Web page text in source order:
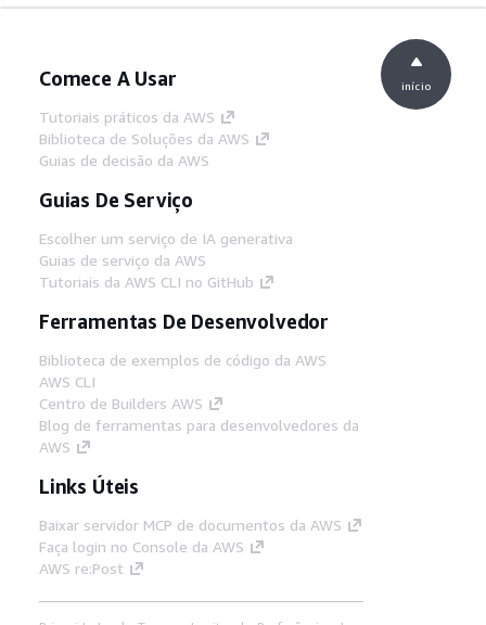
Comece A Usar
Tutoriais práticos da AWS
Biblioteca de Soluções da AWS
Guias de decisão da AWS
Guias De Serviço
Escolher um serviço de IA generativa
Guias de serviço da AWS
Tutoriais da AWS CLI no GitHub
Ferramentas De Desenvolvedor
Biblioteca de exemplos de código da AWS
AWS CLI
Centro de Builders AWS
Blog de ferramentas para desenvolvedores da
AWS
Links Úteis
Baixar servidor MCP de documentos da AWS
Faça login no Console da AWS
AWS re:Post
início